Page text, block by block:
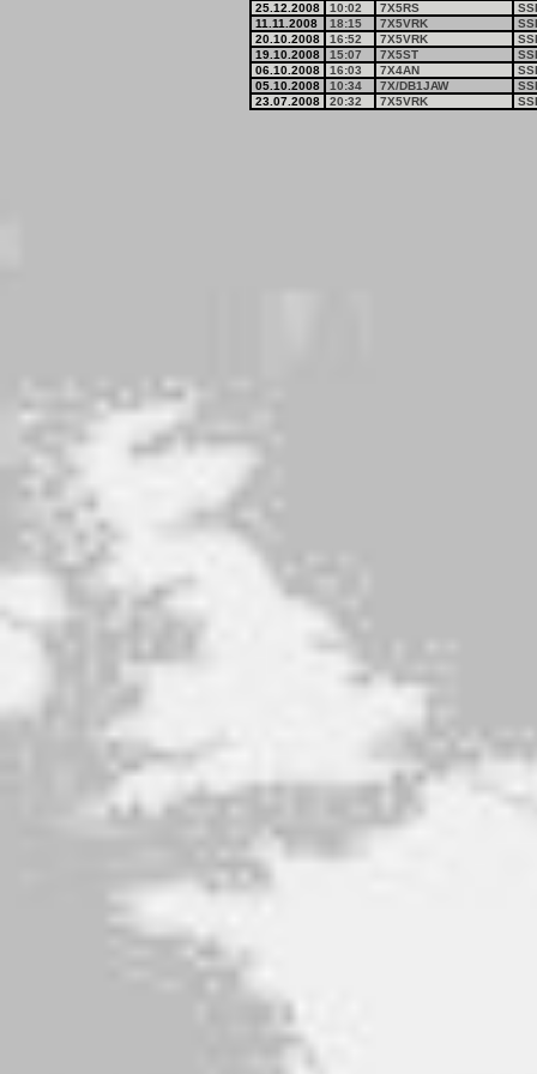
25.12.2008
10:02 7X5RS
11.11.2008
18:15 7X5VRK
20.10.2008
16:52 7X5VRK
19.10.2008
15:07 7X5ST
06.10.2008
16:03 7X4AN
05.10.2008
10:34 7X/DB1JAW
23.07.2008
20:32 7X5VRK